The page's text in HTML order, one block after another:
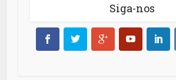
Siga-nos